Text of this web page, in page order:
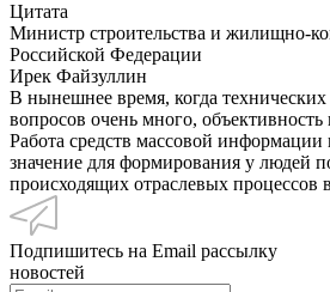
Цитата
Министр строительства и жилищно-
Российской Федерации
Ирек Файзуллин
В нынешнее время, когда
вопросов очень много,
Работа средств массовой информации
значение для формирования у людей
происходящих отраслевых процессов
Подпишитесь на Email рассылку
новостей